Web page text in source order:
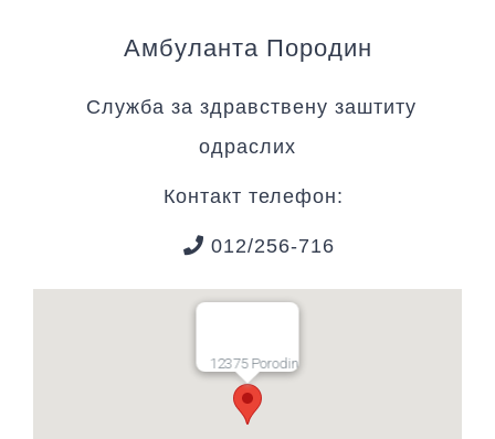
Амбуланта Породин
Служба за здравствену заштиту
одраслих
Контакт телефон:
012/256-716
12375 Porodin